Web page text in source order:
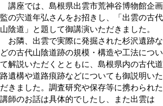
講座では、島根県出雲市荒神谷博物館企画
監の宍道年弘さんをお招きし、「出雲の古代
山陰道」と題して御講演いただきました。
お隣、出雲で実際に発掘された杉沢遺跡な
どの古代山陰道跡の規模・構造や工法につい
て解説いただくとともに、島根県内の古代道
路遺構や道路痕跡などについても御説明いた
だきました。調査研究や保存等に携わられた
講師のお話は具体的でしたし、また出雲は